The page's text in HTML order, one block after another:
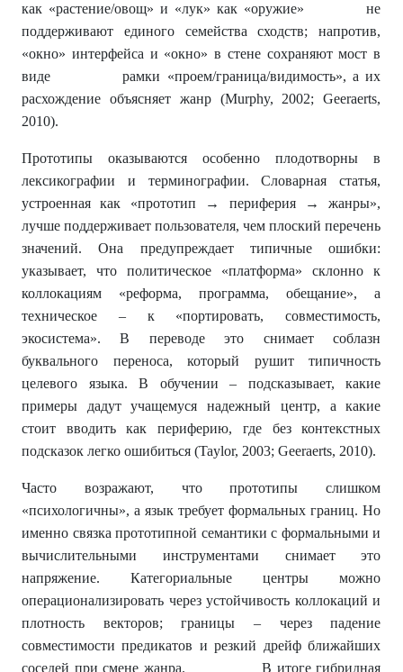
как «растение/овощ» и «лук» как «оружие» не
поддерживают единого семейства сходств; напротив,
«окно» интерфейса и «окно» в стене сохраняют мост в
виде рамки «проем/граница/видимость», а их
расхождение объясняет жанр (Murphy, 2002; Geeraerts,
2010).
Прототипы оказываются особенно плодотворны в
лексикографии и терминографии. Словарная статья,
устроенная как «прототип → периферия → жанры»,
лучше поддерживает пользователя, чем плоский перечень
значений. Она предупреждает типичные ошибки:
указывает, что политическое «платформа» склонно к
коллокациям «реформа, программа, обещание», а
техническое – к «портировать, совместимость,
экосистема». В переводе это снимает соблазн
буквального переноса, который рушит типичность
целевого языка. В обучении – подсказывает, какие
примеры дадут учащемуся надежный центр, а какие
стоит вводить как периферию, где без контекстных
подсказок легко ошибиться (Taylor, 2003; Geeraerts, 2010).
Часто возражают, что прототипы слишком
«психологичны», а язык требует формальных границ. Но
именно связка прототипной семантики с формальными и
вычислительными инструментами снимает это
напряжение. Категориальные центры можно
операционализировать через устойчивость коллокаций и
плотность векторов; границы – через падение
совместимости предикатов и резкий дрейф ближайших
соседей при смене жанра. В итоге гибридная